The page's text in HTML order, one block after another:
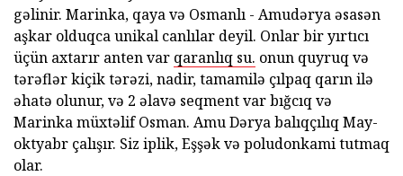
gəlinir. Marinka, qaya və Osmanlı - Amudərya əsasən
aşkar olduqca unikal canlılar deyil. Onlar bir yırtıcı
üçün axtarır anten var qaranlıq su. onun quyruq və
tərəflər kiçik tərəzi, nadir, tamamilə çılpaq qarın ilə
əhatə olunur, və 2 əlavə seqment var bığcıq və
Marinka müxtəlif Osman. Amu Dərya balıqçılıq May-
oktyabr çalışır. Siz iplik, Eşşək və poludonkami tutmaq
olar.